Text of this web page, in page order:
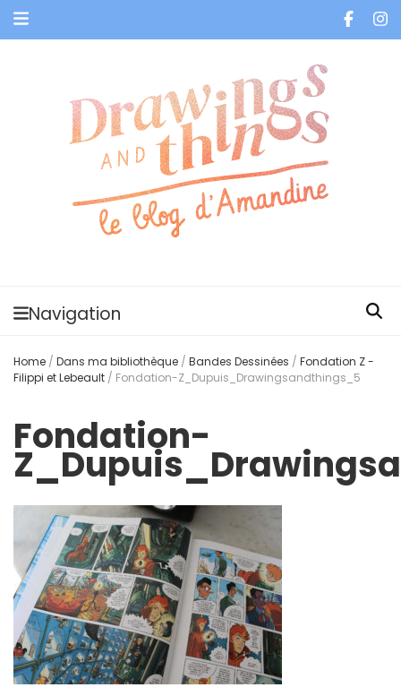
Navigation
Home / Dans ma bibliothèque / Bandes Dessinées / Fondation Z -
Filippi et Lebeault / Fondation-Z_Dupuis_Drawingsandthings_5
Fondation-